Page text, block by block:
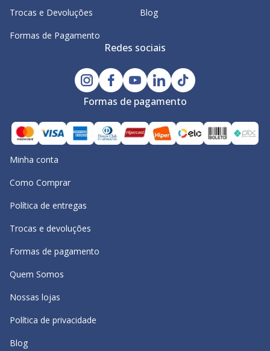
Trocas e Devoluções
Formas de Pagamento
Blog
Redes sociais
Formas de pagamento
Minha conta
Como Comprar
Política de entregas
Trocas e devoluções
Formas de pagamento
Quem Somos
Nossas lojas
Política de privacidade
Blog